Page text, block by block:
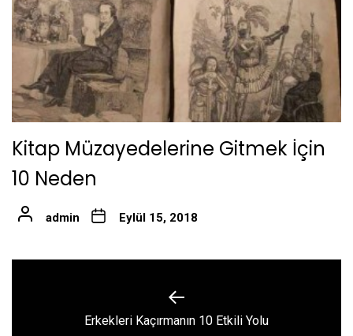
Kitap Müzayedelerine Gitmek İçin
10 Neden
admin Eylül 15, 2018
Previous
Erkekleri Kaçırmanın 10 Etkili Yolu